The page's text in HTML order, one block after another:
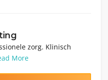
zorg. Klinisch
More